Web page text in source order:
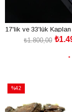
17'lik ve 33'lük
Taş Tesbih
₺1.800,00
%42
%42İndirim